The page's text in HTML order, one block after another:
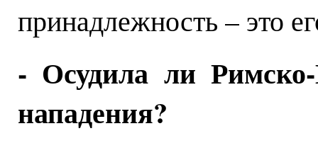
принадлежность – это
- Осудила ли
нападения?